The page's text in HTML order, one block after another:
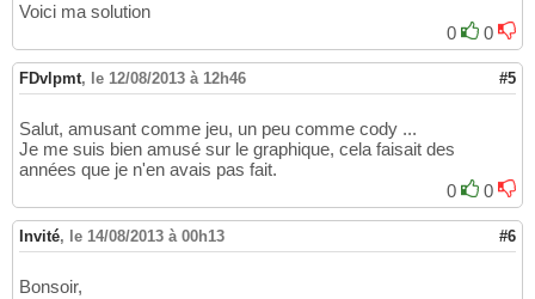
Voici ma solution
0
0
FDvlpmt, le 12/08/2013 à 12h46 #5
Salut, amusant comme jeu, un peu comme cody ...
Je me suis bien amusé sur le graphique, cela faisait des
années que je n'en avais pas fait.
0
0
Invité, le 14/08/2013 à 00h13 #6
Bonsoir,